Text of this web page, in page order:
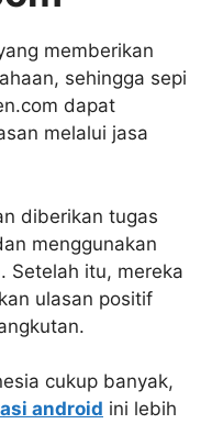
memberikan
sehingga sepi
dapat
melalui jasa
diberikan tugas
menggunakan
Setelah itu, mereka
ulasan positif
cukup banyak,
android ini lebih